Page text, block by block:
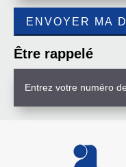
Être rappelé